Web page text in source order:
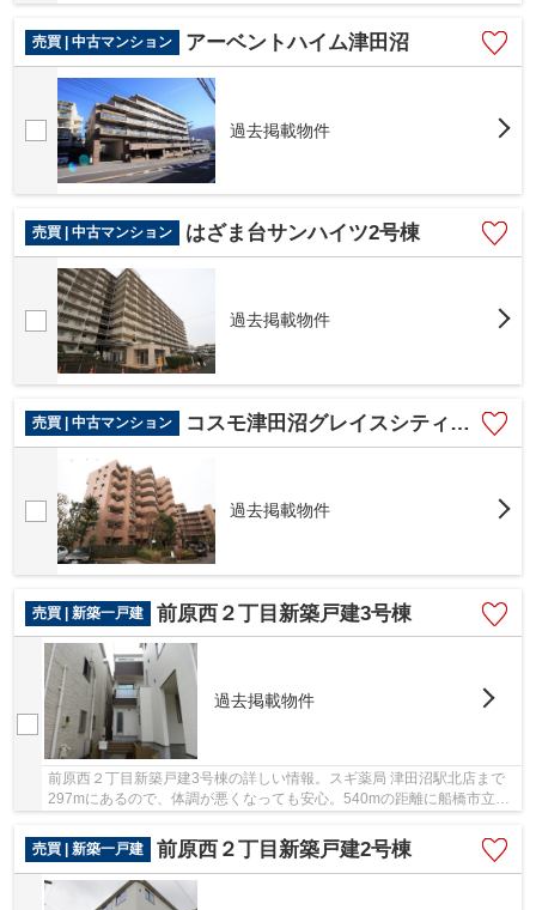
売買 | 中古マンション アーベントハイム津田沼
過去掲載物件
売買 | 中古マンション はざま台サンハイツ2号棟
過去掲載物件
売買 | 中古マンション コスモ津田沼グレイスシティA棟
過去掲載物件
売買 | 新築一戸建 前原西２丁目新築戸建3号棟
過去掲載物件
前原西２丁目新築戸建3号棟の詳しい情報。スギ薬局 津田沼駅北店まで
297mにあるので、体調が悪くなっても安心。540mの距離に船橋市立前
売買 | 新築一戸建
前原西２丁目新築戸建2号棟